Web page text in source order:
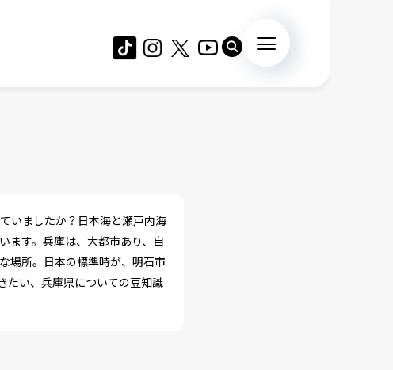
いましたか？日本海と瀬戸内海
ます。兵庫は、大都市あり、自
場所。日本の標準時が、明石市
たい、兵庫県についての豆知識